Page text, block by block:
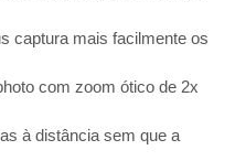
captura mais facilmente os
com zoom ótico de 2x
à distância sem que a